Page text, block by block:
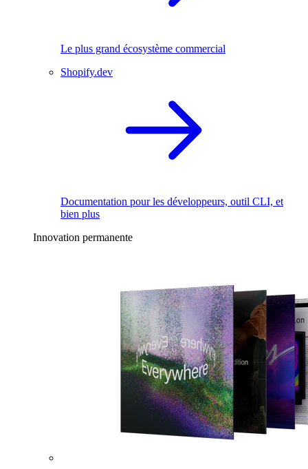
Le plus grand écosystème commercial
Shopify.dev
Documentation pour les développeurs, outil CLI, et
bien plus
Innovation permanente